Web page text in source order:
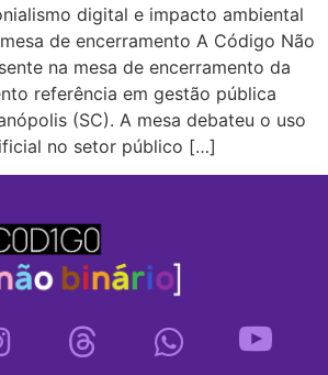
digital e impacto ambiental
de encerramento A Código Não
na mesa de encerramento da
referência em gestão pública
(SC). A mesa debateu o uso
no setor público […]